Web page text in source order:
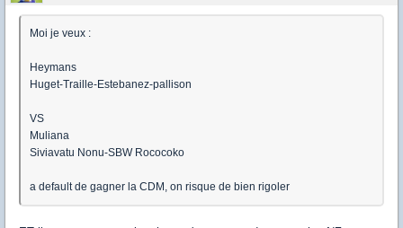
Moi je veux :
Heymans
Huget-Traille-Estebanez-pallison
VS
Muliana
Siviavatu Nonu-SBW Rococoko
a default de gagner la CDM, on risque de bien rigoler